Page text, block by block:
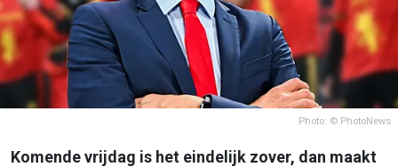
Photo: © PhotoNews
Komende vrijdag is het eindelijk zover, dan maakt